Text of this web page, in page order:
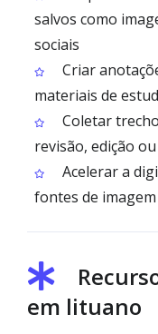
salvos como
sociais
Criar
materiais de
Coletar
revisão, edição
Acelerar a
fontes de
em lituano